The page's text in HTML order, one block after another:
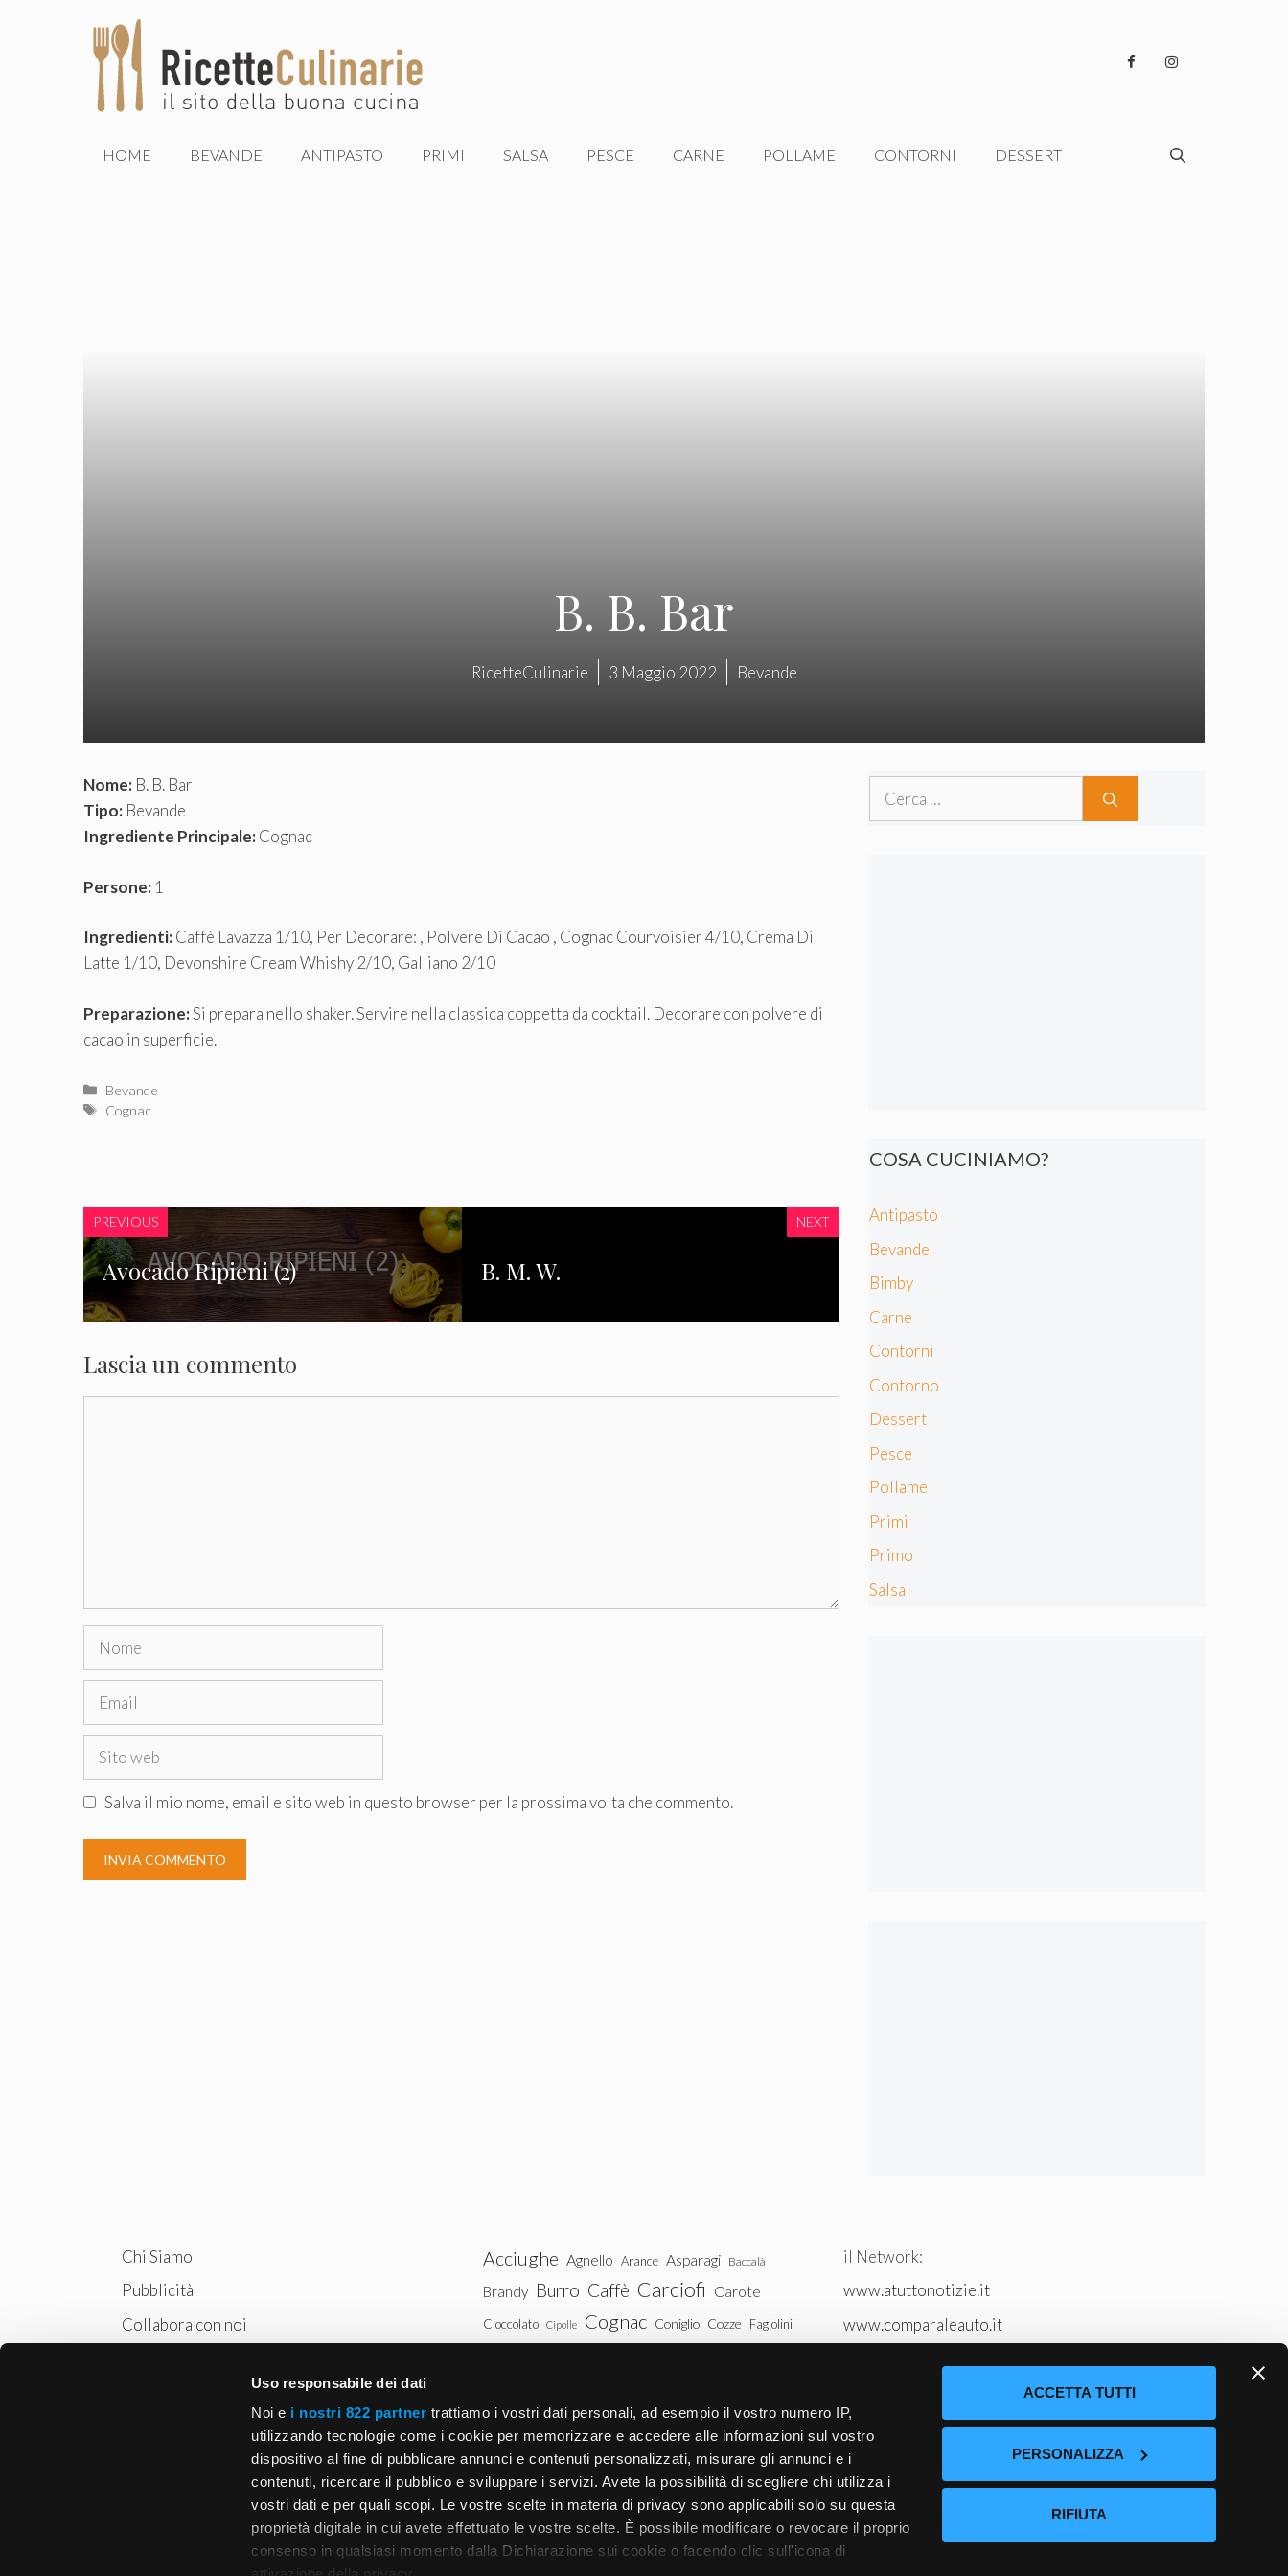
Uso responsabile dei dati
Noi e i nostri 822 partner trattiamo i vostri dati personali, ad esempio il vostro numero IP,
utilizzando tecnologie come i cookie per memorizzare e accedere alle informazioni sul vostro
dispositivo al fine di pubblicare annunci e contenuti personalizzati, misurare gli annunci e i
contenuti, ricercare il pubblico e sviluppare i servizi. Avete la possibilità di scegliere chi utilizza i
vostri dati e per quali scopi. Le vostre scelte in materia di privacy sono applicabili solo su questa
proprietà digitale in cui avete effettuato le vostre scelte. È possibile modificare o revocare il proprio
consenso in qualsiasi momento dalla Dichiarazione sui cookie o facendo clic sull'icona di
ACCETTA TUTTI
PERSONALIZZA
RIFIUTA
HOME BEVANDE ANTIPASTO PRIMI SALSA PESCE CARNE POLLAME CONTORNI DESSERT
B. B. Bar
RicetteCulinarie 3 Maggio 2022 Bevande
Nome: B. B. Bar
Tipo: Bevande
Ingrediente Principale:Cognac
Persone: 1
Ingredienti:Caffè Lavazza 1/10, Per Decorare: , Polvere Di Cacao , Cognac Courvoisier 4/10, Crema Di
Latte 1/10, Devonshire Cream Whishy 2/10, Galliano 2/10
Preparazione:Si prepara nello shaker. Servire nella classica coppetta da cocktail. Decorare con polvere di
cacao in superficie.
Categorie
Bevande
Tag
Cognac
PREVIOUS
Avocado Ripieni (2)
NEXT
B. M. W.
Lascia un commento
Nome
Email
Sito
Salva il mio nome, email e sito web in questo browser per la prossima volta che commento.
Ricerca
COSA CUCINIAMO?
Antipasto
Bevande
Bimby
Carne
Contorni
Contorno
Dessert
Pesce
Pollame
Primi
Primo
Salsa
Chi Siamo
Pubblicità
Collabora con noi
Acciughe Agnello Arance Asparagi Baccalà
Brandy Burro Caffè Carciofi Carote
Cioccolato Cipolle Cognac Coniglio Cozze Fagiolini
Patate Peperoni Piselli Pollo
Pomodori Ricotta Rum
Spinaci Tacchino Tonno Uova Vitello
Vodka Whisky Zucca Zucchine
il Network:
www.atuttonotizie.it
www.comparaleauto.it